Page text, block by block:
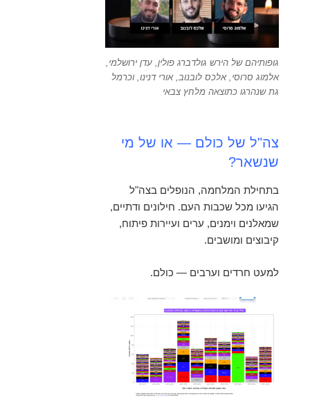
גופותיהם של הירש גולדברג פולין, עדן ירושלמי,
אלמוג סרוסי, אלכס לובנוב, אורי דנינו, וכרמל
גת שנהרגו כתוצאה מלחץ צבאי
צה"ל של כולם — או של מי
שנשאר?
בתחילת המלחמה, הנופלים בצה"ל
הגיעו מכל שכבות העם. חילונים ודתיים,
שמאלנים וימנים, ערים ועיירות פיתוח,
קיבוצים ומושבים.
למעט חרדים וערבים — כולם.